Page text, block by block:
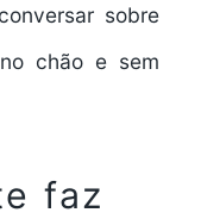
sobre
chão e sem
faz